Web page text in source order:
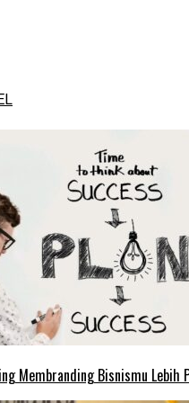
Membranding Bisnismu Lebih